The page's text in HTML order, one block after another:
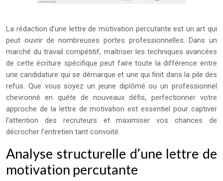
La rédaction d’une lettre de motivation percutante est un art qui
peut ouvrir de nombreuses portes professionnelles. Dans un
marché du travail compétitif, maîtriser les techniques avancées
de cette écriture spécifique peut faire toute la différence entre
une candidature qui se démarque et une qui finit dans la pile des
refus. Que vous soyez un jeune diplômé ou un professionnel
chevronné en quête de nouveaux défis, perfectionner votre
approche de la lettre de motivation est essentiel pour captiver
l’attention des recruteurs et maximiser vos chances de
décrocher l’entretien tant convoité.
Analyse structurelle d’une lettre de
motivation percutante